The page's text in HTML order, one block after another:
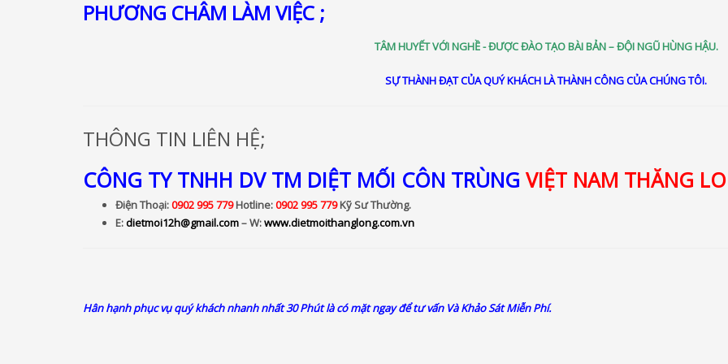
PHƯƠNG CHÂM LÀM VIỆC ;
TÂM HUYẾT VỚI NGHỀ - ĐƯỢC ĐÀO TẠO BÀI BẢN – ĐỘI NGŨ HÙNG HẬU.
SỰ THÀNH ĐẠT CỦA QUÝ KHÁCH LÀ THÀNH CÔNG CỦA CHÚNG TÔI.
THÔNG TIN LIÊN HỆ;
CÔNG TY TNHH DV TM DIỆT MỐI CÔN TRÙNG VIỆT NAM THĂNG
Điện Thoại:0902 995 779Hotline:0902 995 779Kỹ Sư Thường.
E:dietmoi12h@gmail.com– W:www.dietmoithanglong.com.vn
Hân hạnh phục vụ quý khách nhanh nhất 30 Phút là có mặt ngay để tư vấn Và Khảo Sát Miễn Phí.